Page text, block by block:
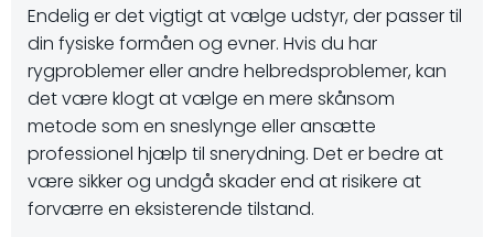
Endelig er det vigtigt at vælge udstyr, der passer til
din fysiske formåen og evner. Hvis du har
rygproblemer eller andre helbredsproblemer, kan
det være klogt at vælge en mere skånsom
metode som en sneslynge eller ansætte
professionel hjælp til snerydning. Det er bedre at
være sikker og undgå skader end at risikere at
forværre en eksisterende tilstand.